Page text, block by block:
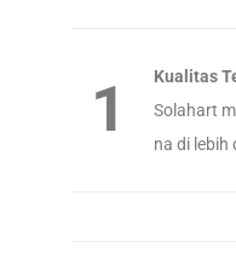
1
Kualitas
Solahart
na di lebih